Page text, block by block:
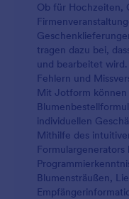
Ob für Hochzeiten,
tragen dazu bei,
und bearbeitet
Fehlern und
Mit Jotform
individuellen
Mithilfe des
Blumensträußen,